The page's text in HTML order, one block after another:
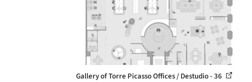
Gallery of Torre Picasso Offices / Destudio - 36